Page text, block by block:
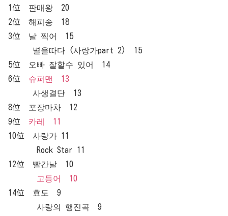
1位 판매왕 20
2位 해피송 18
3位 날 찍어 15
별을따다 (사랑가part 2) 15
5位 오빠 잘할수 있어 14
6位 슈퍼맨 13
사생결단 13
8位 포장마차 12
9位 카레 11
10位 사랑가 11
Rock Star 11
12位 빨간날 10
고등어 10
14位 효도 9
사랑의 행진곡 9